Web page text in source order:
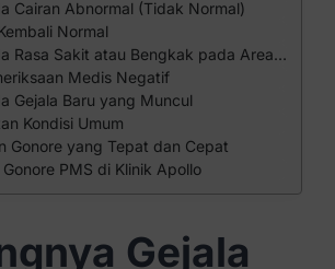
Cairan Abnormal (Tidak Normal)
Normal
Sakit atau Bengkak pada Area Tertentu
Medis Negatif
Gejala Baru yang Muncul
Kondisi Umum
Gonore yang Tepat dan Cepat
PMS di Klinik Apollo
Gejala